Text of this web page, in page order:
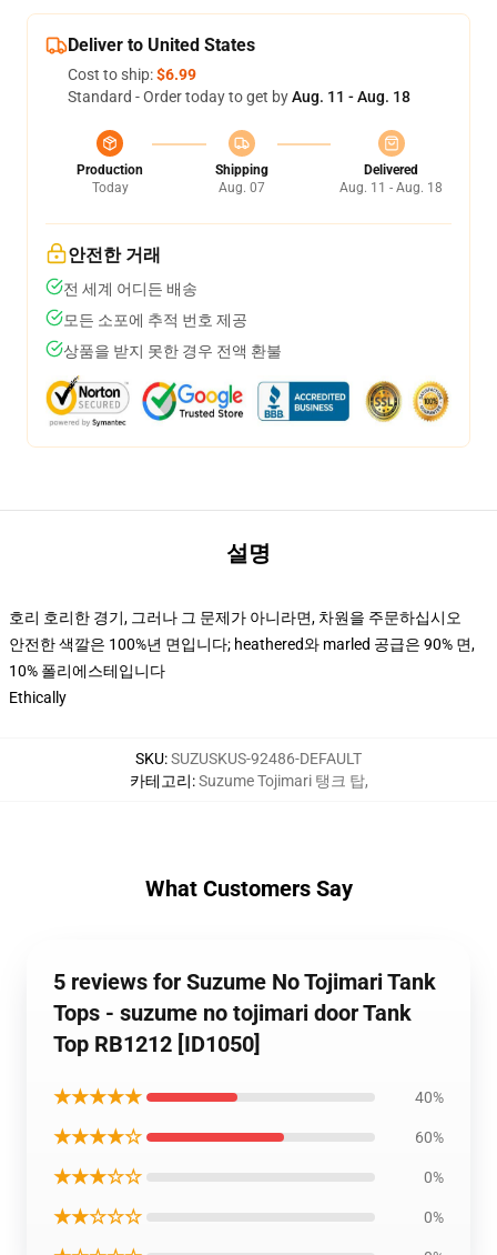
Deliver to United States
Cost to ship:$6.99
Standard - Order today to get byAug. 11 - Aug. 18
Production
Today
Shipping
Aug. 07
Delivered
Aug. 11 - Aug. 18
안전한 거래
전 세계 어디든 배송
모든 소포에 추적 번호 제공
상품을 받지 못한 경우 전액 환불
설명
호리 호리한 경기, 그러나 그 문제가 아니라면, 차원을 주문하십시오
안전한 색깔은 100%년 면입니다; heathered와 marled 공급은 90% 면,
10% 폴리에스테입니다
Ethically
SKU:SUZUSKUS-92486-DEFAULT
카테고리:Suzume Tojimari 탱크 탑,
What Customers Say
5 reviews for Suzume No Tojimari Tank
Tops - suzume no tojimari door Tank
Top RB1212 [ID1050]
★★★★★ 40%
★★★★☆ 60%
★★★☆☆ 0%
★★☆☆☆ 0%